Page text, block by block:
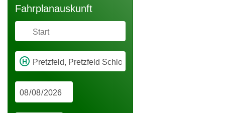
Fahr­plan­aus­kunft